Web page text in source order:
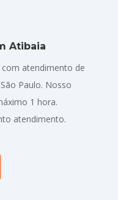
Atibaia
atendimento de
Paulo. Nosso
1 hora.
atendimento.